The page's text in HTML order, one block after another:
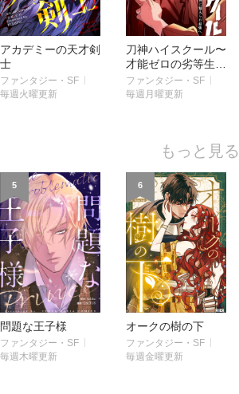
アカデミーの天才剣
士
ファンタジー・SF
毎週火曜更新
刀神ハイスクール〜
才能ゼロの劣等生、
魔神に魅入られ最強
へ〜
ファンタジー・SF
毎週月曜更新
もっと見る
5
問題な王子様
ファンタジー・SF
毎週木曜更新
6
オークの樹の下
ファンタジー・SF
毎週金曜更新